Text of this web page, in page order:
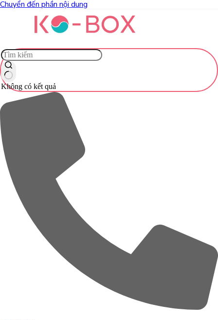
Chuyển đến phần nội dung
Không có kết quả